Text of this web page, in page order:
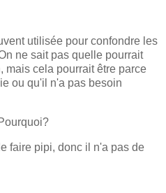
utilisée pour confondre les
ne sait pas quelle pourrait
mais cela pourrait être parce
ou qu'il n'a pas besoin
faire pipi, donc il n'a pas de